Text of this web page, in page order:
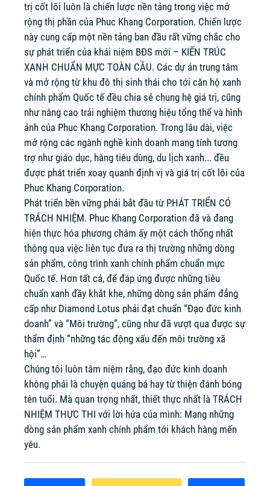
trị cốt lõi luôn là chiến lược nền tảng trong việc mở
rộng thị phần của Phuc Khang Corporation. Chiến lược
này cung cấp một nền tảng ban đầu rất vững chắc cho
sự phát triển của khái niệm BĐS mới – KIẾN TRÚC
XANH CHUẨN MỰC TOÀN CẦU. Các dự án trung tâm
và mở rộng từ khu đô thị sinh thái cho tới căn hộ xanh
chính phẩm Quốc tế đều chia sẻ chung hệ giá trị, cũng
như nâng cao trải nghiệm thương hiệu tổng thể và hình
ảnh của Phuc Khang Corporation. Trong lâu dài, việc
mở rộng các ngành nghề kinh doanh mang tính tương
trợ như giáo dục, hàng tiêu dùng, du lịch xanh... đều
được phát triển xoay quanh định vị và giá trị cốt lõi của
Phuc Khang Corporation.
Phát triển bền vững phải bắt đầu từ PHÁT TRIỂN CÓ
TRÁCH NHIỆM. Phuc Khang Corporation đã và đang
hiện thực hóa phương châm ấy một cách thống nhất
thông qua việc liên tục đưa ra thị trường những dòng
sản phẩm, công trình xanh chính phẩm chuẩn mực
Quốc tế. Hơn tất cả, để đáp ứng được những tiêu
chuẩn xanh đầy khắt khe, những dòng sản phẩm đẳng
cấp như Diamond Lotus phải đạt chuẩn “Đạo đức kinh
doanh” và “Môi trường”, cũng như đã vượt qua được sự
thẩm định “những tác động xấu đến môi trường xã
hội”…
Chúng tôi luôn tâm niệm rằng, đạo đức kinh doanh
không phải là chuyện quảng bá hay từ thiện đánh bóng
tên tuổi. Mà quan trọng nhất, thiết thực nhất là TRÁCH
NHIỆM THỰC THI với lời hứa của mình: Mang những
dòng sản phẩm xanh chính phẩm tới khách hàng mến
yêu.